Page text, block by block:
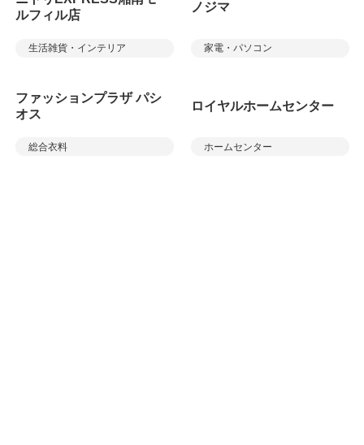
ルフィル店
生活雑貨・インテリア
ノジマ
家電・パソコン
ファッションプラザ パシ
オス
総合衣料
ロイヤルホームセンター
ホームセンター